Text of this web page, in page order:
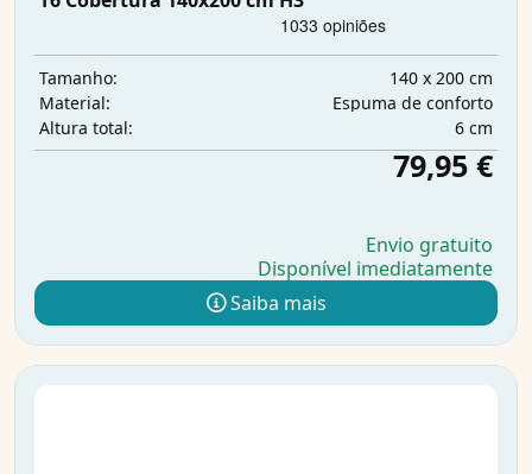
Tamanho:
140 x 200 cm
Material:
Espuma de conforto
Altura total:
6 cm
79,95 €
Envio gratuito
Disponível imediatamente
Saiba mais